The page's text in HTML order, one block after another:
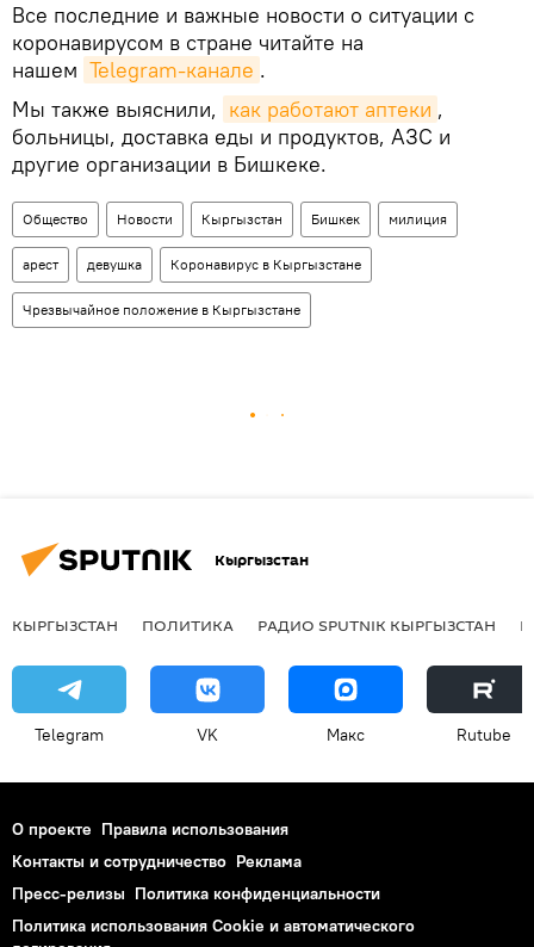
Все последние и важные новости о ситуации с
коронавирусом в стране читайте на
нашем Telegram-канале .
Мы также выяснили, как работают аптеки ,
больницы, доставка еды и продуктов, АЗС и
другие организации в Бишкеке.
Общество Новости Кыргызстан Бишкек милиция
арест девушка Коронавирус в Кыргызстане
Чрезвычайное положение в Кыргызстане
Кыргызстан
КЫРГЫЗСТАН ПОЛИТИКА РАДИО SPUTNIK КЫРГЫЗСТАН
Telegram VK Макс Rutube
О проекте Правила использования
Контакты и сотрудничество Реклама
Пресс-релизы Политика конфиденциальности
Политика использования Cookie и автоматического